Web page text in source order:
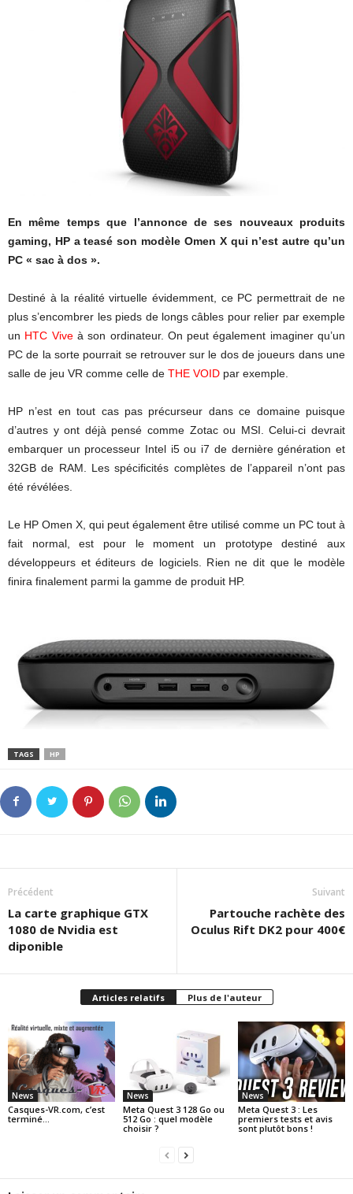
En même temps que l’annonce de ses nouveaux produits
gaming, HP a teasé son modèle Omen X qui n’est autre qu’un
PC « sac à dos ».
Destiné à la réalité virtuelle évidemment, ce PC permettrait de ne
plus s’encombrer les pieds de longs câbles pour relier par exemple
un HTC Viveà son ordinateur. On peut également imaginer qu’un
PC de la sorte pourrait se retrouver sur le dos de joueurs dans une
salle de jeu VR comme celle de THE VOID par exemple.
HP n’est en tout cas pas précurseur dans ce domaine puisque
d’autres y ont déjà pensé comme Zotac ou MSI. Celui-ci devrait
embarquer un processeur Intel i5 ou i7 de dernière génération et
32GB de RAM. Les spécificités complètes de l’appareil n’ont pas
été révélées.
Le HP Omen X, qui peut également être utilisé comme un PC tout à
fait normal, est pour le moment un prototype destiné aux
développeurs et éditeurs de logiciels. Rien ne dit que le modèle
finira finalement parmi la gamme de produit HP.
TAGS HP
Précédent
La carte graphique GTX
1080 de Nvidia est
diponible
Suivant
Partouche rachète des
Oculus Rift DK2 pour 400€
Articles relatifs Plus de l'auteur
News
Casques-VR.com, c’est
terminé…
News
Meta Quest 3 128 Go ou
512 Go : quel modèle
choisir ?
News
Meta Quest 3 : Les
premiers tests et avis
sont plutôt bons !